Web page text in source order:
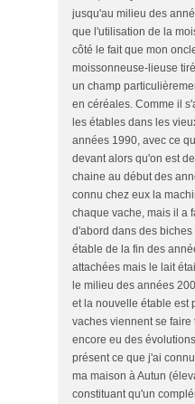
jusqu'au milieu des
que l'utilisation de la
côté le fait que mon
moissonneuse-lieuse
un champ
en céréales. Comme il
les étables dans les
années 1990, avec ce
devant alors qu'on est
chaine au début des
connu chez eux la
chaque vache, mais il a
d'abord dans des
étable de la fin des
attachées mais le lait
le milieu des années
et la nouvelle étable est
vaches viennent se
encore eu des
présent ce que j'ai
ma maison à Autun
constituant qu'un